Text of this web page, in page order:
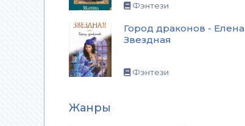
Фэнтези
Город драконов - Елена
Звездная
Фэнтези
Жанры